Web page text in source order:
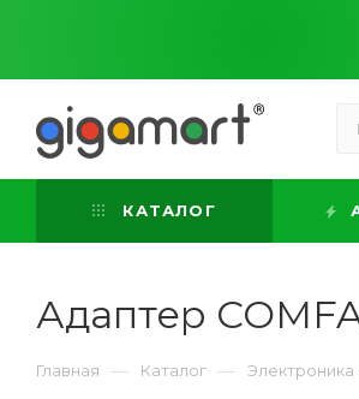
КАТАЛОГ
Адаптер
Главная — Каталог — Электроника